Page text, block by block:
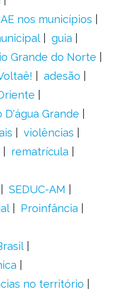
nos municípios
guia
Grande do Norte
adesão
D'água Grande
violências
rematrícula
SEDUC-AM
Proinfância
no território